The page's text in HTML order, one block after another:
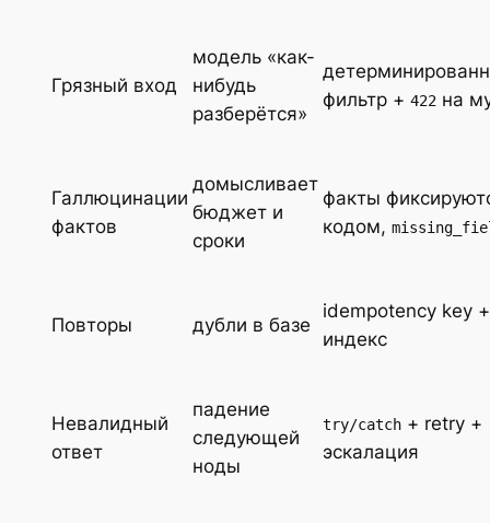
Грязный вход
модель «как-
нибудь
разберётся»
фильтр + 422на
Галлюцинации
фактов
домысливает
бюджет и
сроки
факты
кодом,
Повторы дубли в базе
idempotency key
индекс
Невалидный
ответ
падение
следующей
ноды
try/catch+ retry +
эскалация